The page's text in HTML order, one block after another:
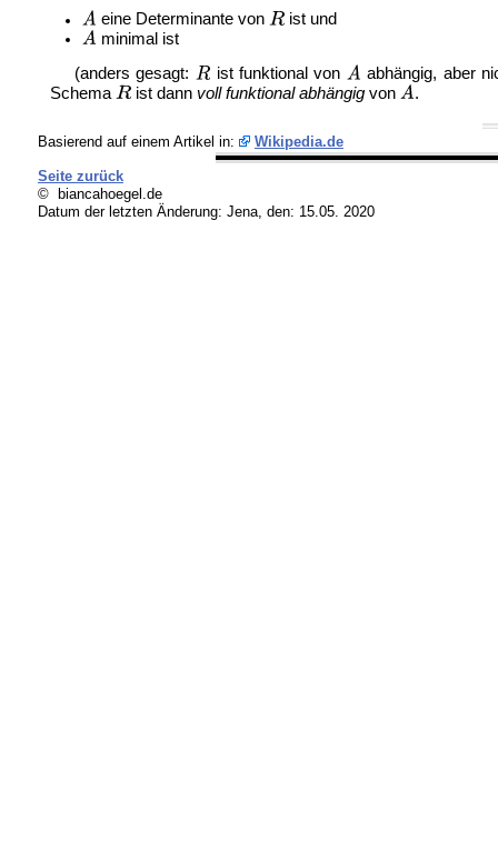
eine Determinante von
ist und
minimal ist
(anders gesagt:
ist funktional von
abhängig, aber
Schema
ist dann voll funktional abhängigvon .
Basierend auf einem Artikel in: Wikipedia.de
Seite zurück
© biancahoegel.de
Datum der letzten Änderung: Jena, den: 15.05. 2020